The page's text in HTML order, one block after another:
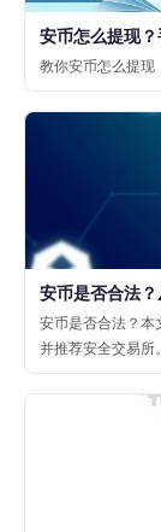
安币怎么提现
教你安币怎么提现
安币是否合法
安币是否合法？本
并推荐安全交易所。